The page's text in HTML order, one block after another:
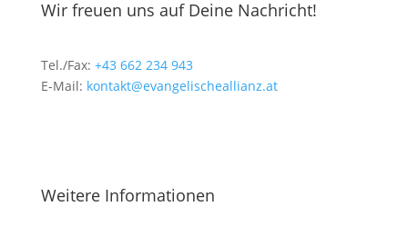
Wir freuen uns auf Deine Nachricht!
Tel./Fax: +43 662 234 943
E-Mail: kontakt@evangelischeallianz.at
Weitere Informationen